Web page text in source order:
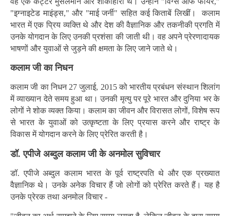
"इग्नाइटेड माइंड्स," और "माई जर्नी" सहित कई किताबें लिखीं। कलाम
भारत में एक प्रिय व्यक्ति थे और देश की वैज्ञानिक और तकनीकी प्रगति में
उनके योगदान के लिए उनकी प्रशंसा की जाती थी। वह अपने प्रेरणादायक
भाषणों और युवाओं से जुड़ने की क्षमता के लिए जाने जाते थे।
कलाम जी का निधन
कलाम जी का निधन 27 जुलाई, 2015 को भारतीय प्रबंधन संस्थान शिलांग
में व्याख्यान देते समय हुआ था। उनकी मृत्यु पर पूरे भारत और दुनिया भर के
लोगों ने शोक व्यक्त किया। कलाम का जीवन और विरासत लोगों, विशेष रूप
से भारत के युवाओं को उत्कृष्टता के लिए प्रयास करने और राष्ट्र के
विकास में योगदान करने के लिए प्रेरित करती है।
डॉ. एपीजे अब्दुल कलामजी के अनमोल सुविचार
डॉ. एपीजे अब्दुल कलाम भारत के पूर्व राष्ट्रपति थे और एक प्रख्यात
वैज्ञानिक थे। उनके अनेक विचार हैं जो लोगों को प्रेरित करते हैं। यह है
उनके प्रेरक तथा अनमोल विचार -